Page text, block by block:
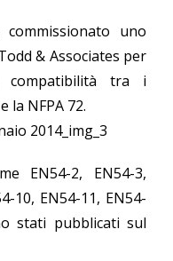
uno
& Associates per
compatibilità tra i
la NFPA 72.
EN54-2, EN54-3,
10, EN54-11, EN54-
stati pubblicati sul